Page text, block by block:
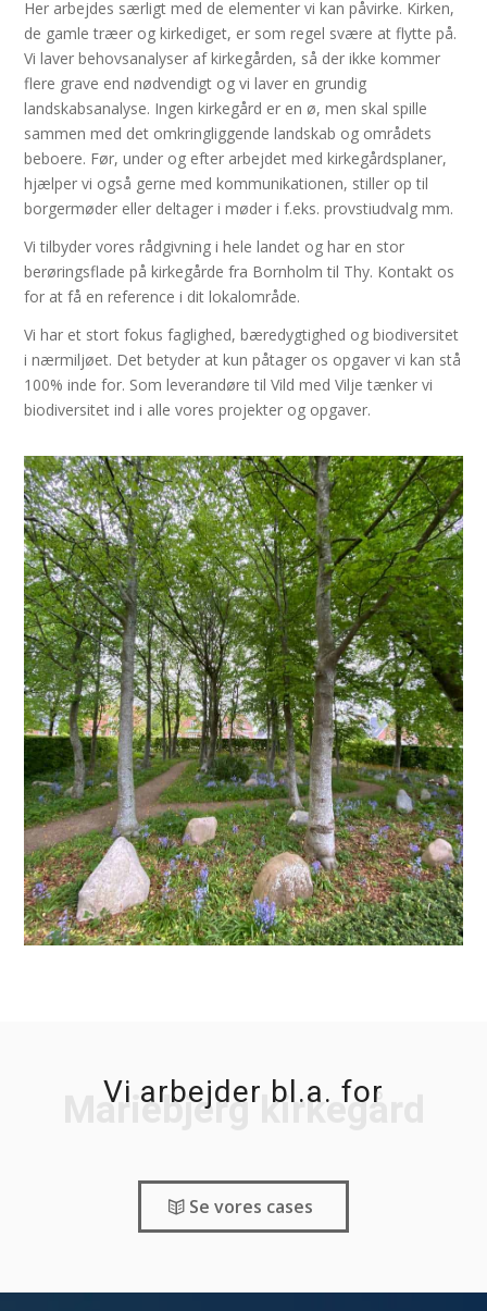
Her arbejdes særligt med de elementer vi kan påvirke. Kirken,
de gamle træer og kirkediget, er som regel svære at flytte på.
Vi laver behovsanalyser af kirkegården, så der ikke kommer
flere grave end nødvendigt og vi laver en grundig
landskabsanalyse. Ingen kirkegård er en ø, men skal spille
sammen med det omkringliggende landskab og områdets
beboere. Før, under og efter arbejdet med kirkegårdsplaner,
hjælper vi også gerne med kommunikationen, stiller op til
borgermøder eller deltager i møder i f.eks. provstiudvalg mm.
Vi tilbyder vores rådgivning i hele landet og har en stor
berøringsflade på kirkegårde fra Bornholm til Thy. Kontakt os
for at få en reference i dit lokalområde.
Vi har et stort fokus faglighed, bæredygtighed og biodiversitet
i nærmiljøet. Det betyder at kun påtager os opgaver vi kan stå
100% inde for. Som leverandøre til Vild med Vilje tænker vi
biodiversitet ind i alle vores projekter og opgaver.
Vi arbejder bl.a. for
Se vores cases